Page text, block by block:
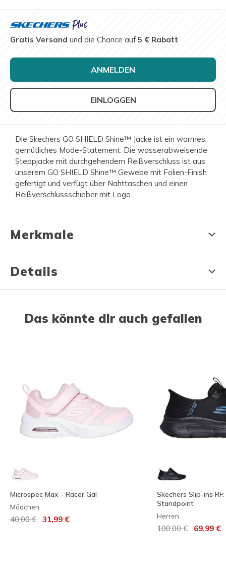
Gratis Versand und die Chance auf5 € Rabatt
ANMELDEN
EINLOGGEN
Die Skechers GO SHIELD Shine™ Jacke ist ein warmes,
gemütliches Mode-Statement. Die wasserabweisende
Steppjacke mit durchgehendem Reißverschluss ist aus
unserem GO SHIELD Shine™ Gewebe mit Folien-Finish
gefertigt und verfügt über Nahttaschen und einen
Reißverschlussschieber mit Logo.
Merkmale
Details
Das könnte dir auch gefallen
Microspec Max - Racer Gal
Mädchen
Reduziert von
40,00 € auf
31,99 €
Skechers Slip-ins
Standpoint
Herren
Reduziert von
100,00 €auf69,99 €